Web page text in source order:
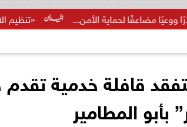
«تنظيم الاتصالات» الأمن...
قافلة خدمية
المطامير